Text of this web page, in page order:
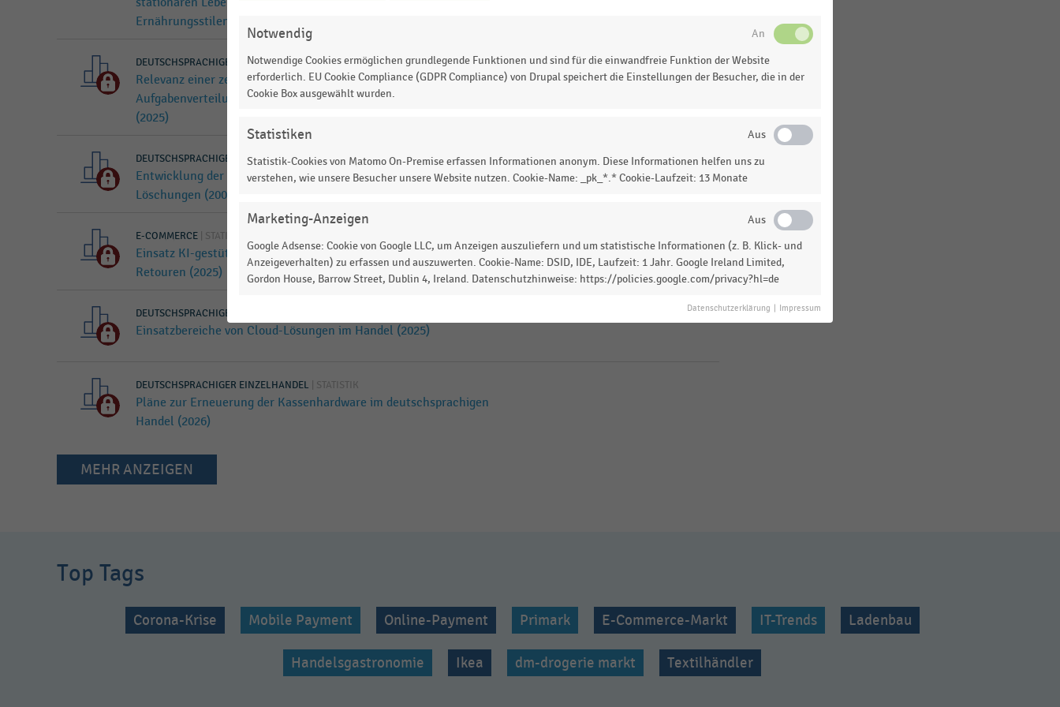
Ernährungsstilen (2026)
DEUTSCHSPRACHIGER EINZELHANDEL|STATISTIK
Relevanz einer zentralen Lösung, mit der Terminplanung,
Aufgabenverteilung und Zeiterfassung in den Filialen gesteuert wird
(2025)
DEUTSCHSPRACHIGER EINZELHANDEL|STATISTIK
Entwicklung der Anzahl der KUNO-Meldungen, -Ergänzungen und -
Löschungen (2006-2025)
E-COMMERCE STATISTIK
Einsatz KI-gestützter Lösungen zur Prognose oder Analyse von
Retouren (2025)
DEUTSCHSPRACHIGER EINZELHANDEL
Einsatzbereiche von Cloud-Lösungen im Handel (2025)
DEUTSCHSPRACHIGER EINZELHANDEL STATISTIK
Pläne zur Erneuerung der Kassenhardware im deutschsprachigen
Handel (2026)
MEHR ANZEIGEN
Top Tags
Corona-Krise Mobile Payment Online-Payment Primark E-Commerce-Markt IT-Trends Ladenbau
Handelsgastronomie Ikea dm-drogerie markt Textilhändler
Notwendig
Notwendige Cookies ermöglichen grundlegende Funktionen und sind für die einwandfreie Funktion der Website
erforderlich. EU Cookie Compliance (GDPR Compliance) von Drupal speichert die Einstellungen der Besucher, die in der
Cookie Box ausgewählt wurden.
Statistiken
Statistik-Cookies von Matomo On-Premise erfassen Informationen anonym. Diese Informationen helfen uns zu
verstehen, wie unsere Besucher unsere Website nutzen. Cookie-Name: _pk_*.* Cookie-Laufzeit: 13 Monate
Marketing-Anzeigen
Google Adsense: Cookie von Google LLC, um Anzeigen auszuliefern und um statistische Informationen (z. B. Klick- und
Anzeigeverhalten) zu erfassen und auszuwerten. Cookie-Name: DSID, IDE, Laufzeit: 1 Jahr. Google Ireland Limited,
Gordon House, Barrow Street, Dublin 4, Ireland. Datenschutzhinweise: https://policies.google.com/privacy?hl=de
Datenschutzerklärung Impressum